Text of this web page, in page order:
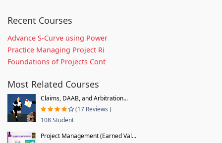
Recent Courses
Advance S-Curve using Power
Practice Managing Project Ri
Foundations of Projects Cont
Most Related Courses
Claims, DAAB, and Arbitration...
(17 Reviews )
108 Student
Project Management (Earned Val...